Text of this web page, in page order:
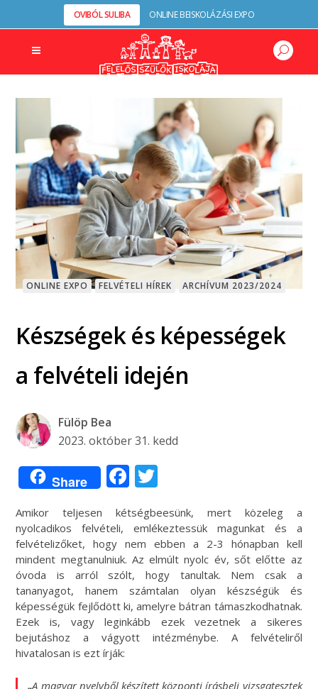
OVIBÓL SULIBA ONLINE BEISKOLÁZÁSI EXPO
ONLINE EXPO FELVÉTELI HÍREK ARCHÍVUM 2023/2024
Készségek és képességek
a felvételi idején
Fülöp Bea
2023. október 31. kedd
Share Facebook
Amikor teljesen kétségbeesünk, mert közeleg a
nyolcadikos felvételi, emlékeztessük magunkat és a
felvételizőket, hogy nem ebben a 2-3 hónapban kell
mindent megtanulniuk. Az elmúlt nyolc év, sőt előtte az
óvoda is arról szólt, hogy tanultak. Nem csak a
tananyagot, hanem számtalan olyan készségük és
képességük fejlődött ki, amelyre bátran támaszkodhatnak.
Ezek is, vagy leginkább ezek vezetnek a sikeres
bejutáshoz a vágyott intézménybe. A felvételiről
hivatalosan is ezt írják:
„A magyar nyelvből készített központi írásbeli vizsgatesztek